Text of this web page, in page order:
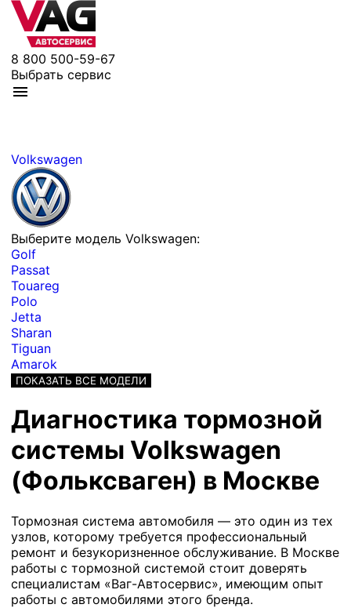
8 800 500-59-67
Выбрать сервис
Volkswagen
Выберите модель Volkswagen:
Golf
Passat
Touareg
Polo
Jetta
Sharan
Tiguan
Amarok
ПОКАЗАТЬ ВСЕ МОДЕЛИ
Диагностика тормозной
системы Volkswagen
(Фольксваген) в Москве
Тормозная система автомобиля — это один из тех
узлов, которому требуется профессиональный
ремонт и безукоризненное обслуживание. В Москве
работы с тормозной системой стоит доверять
специалистам «Ваг-Автосервис», имеющим опыт
работы с автомобилями этого бренда.